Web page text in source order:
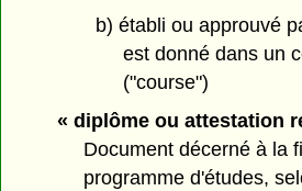
b) établi ou approuvé
est donné dans un
("course")
« diplôme ou attestation
Document décerné à la
programme d'études,